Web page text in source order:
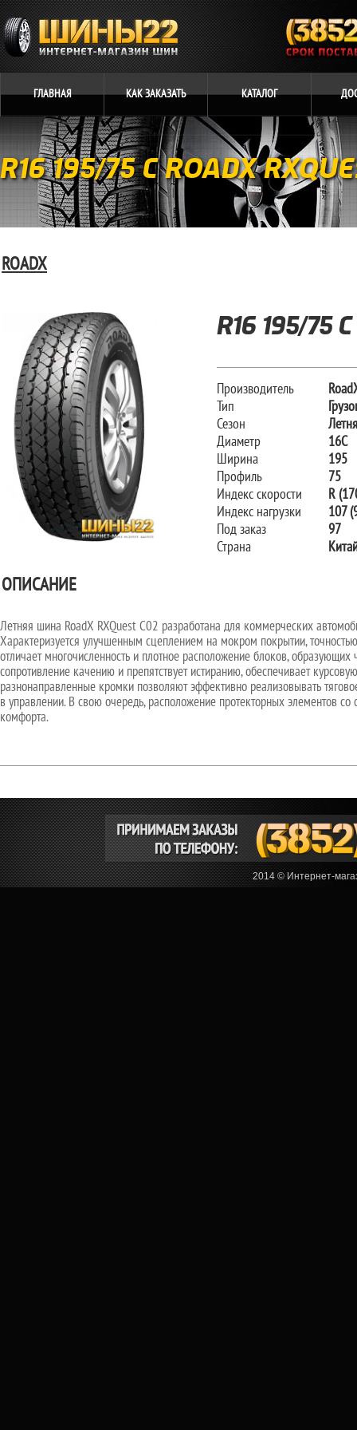
ГЛАВНАЯ КАКЗАКАЗАТЬ КАТАЛОГ
R16 195/75 C ROADX
ROADX
R16 195/75
Производитель
Тип
Сезон
Диаметр
16C
Ширина
195
Профиль
75
Индекс скорости
R
Индекс нагрузки
107
Под заказ
97
Страна
ОПИСАНИЕ
Летняя шина RoadX RXQuest C02 разработана для коммерческих
Характеризуется улучшенным сцеплением на мокром покрытии,
отличает многочисленность и плотное расположение блоков,
сопротивление качению и препятствует истиранию, обеспечивает
разнонаправленные кромки позволяют эффективно реализовывать
в управлении. В свою очередь, расположение протекторных элементов
комфорта.
2014 © Интернет-